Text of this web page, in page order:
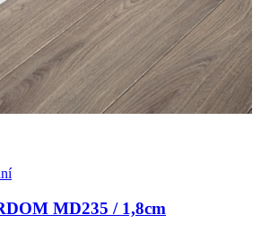
MD235 / 1,8cm